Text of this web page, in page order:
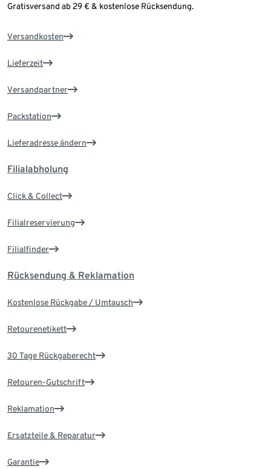
Gratisversand ab 29 € & kostenlose Rücksendung.
Versandkosten
Lieferzeit
Versandpartner
Packstation
Lieferadresse ändern
Filialabholung
Click & Collect
Filialreservierung
Filialfinder
Rücksendung & Reklamation
Kostenlose Rückgabe / Umtausch
Retourenetikett
30 Tage Rückgaberecht
Retouren-Gutschrift
Reklamation
Ersatzteile & Reparatur
Garantie